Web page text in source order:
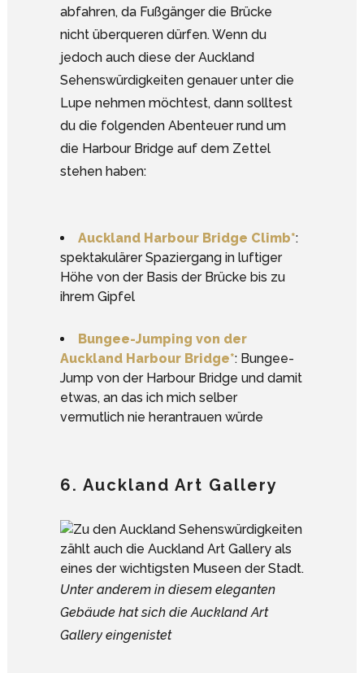
abfahren, da Fußgänger die Brücke
nicht überqueren dürfen. Wenn du
jedoch auch diese der Auckland
Sehenswürdigkeiten genauer unter die
Lupe nehmen möchtest, dann solltest
du die folgenden Abenteuer rund um
die Harbour Bridge auf dem Zettel
stehen haben:
Auckland Harbour Bridge Climb*:
spektakulärer Spaziergang in luftiger
Höhe von der Basis der Brücke bis zu
ihrem Gipfel
Bungee-Jumping von der
Auckland Harbour Bridge*: Bungee-
Jump von der Harbour Bridge und damit
etwas, an das ich mich selber
vermutlich nie herantrauen würde
6. Auckland Art Gallery
Unter anderem in diesem eleganten
Gebäude hat sich die Auckland Art
Gallery eingenistet